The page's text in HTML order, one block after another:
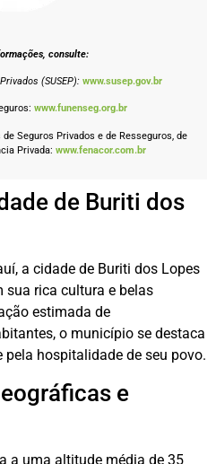
consulte:
(SUSEP): www.susep.gov.br
www.funenseg.org.br
Seguros Privados e de Resseguros, de
Privada: www.fenacor.com.br
de Buriti dos
a cidade de Buriti dos Lopes
sua rica cultura e belas
estimada de
o município se destaca
hospitalidade de seu povo.
e
a uma altitude média de 35